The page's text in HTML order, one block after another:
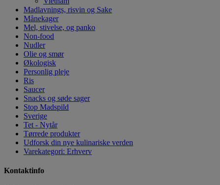
Madlavnings, risvin og Sake
Månekager
Mel, stivelse, og panko
Non-food
Nudler
Olie og smør
Økologisk
Personlig pleje
Ris
Saucer
Snacks og søde sager
Stop Madspild
Sverige
Tet - Nytår
Tørrede produkter
Udforsk din nye kulinariske verden
Varekategori: Erhverv
Kontaktinfo